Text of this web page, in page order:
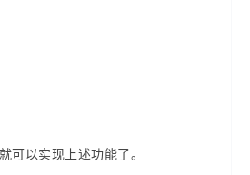
可以实现上述功能了。